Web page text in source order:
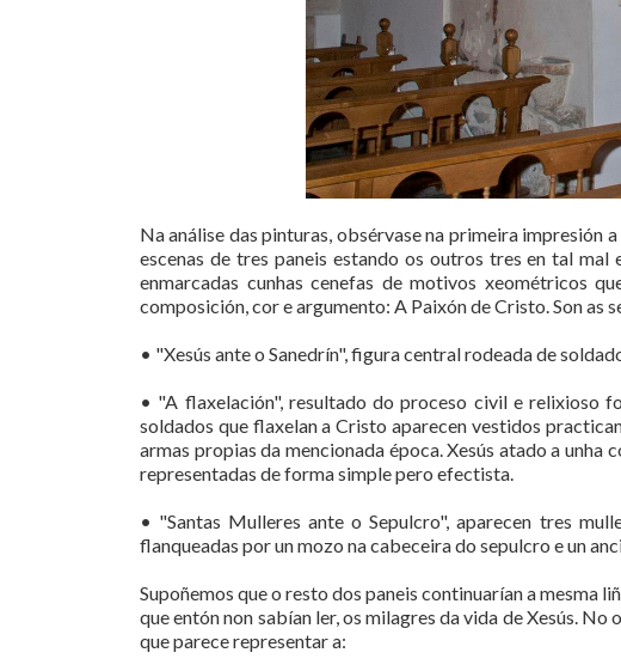
Na análise das pinturas, obsérvase na primeira impresión
escenas de tres paneis estando os outros tres en tal mal
enmarcadas cunhas cenefas de motivos xeométricos
composición, cor e argumento: A Paixón de Cristo. Son as
• "Xesús ante o Sanedrín", figura central rodeada de
• "A flaxelación", resultado do proceso civil e relixioso
soldados que flaxelan a Cristo aparecen vestidos
armas propias da mencionada época. Xesús atado a
representadas de forma simple pero efectista.
• "Santas Mulleres ante o Sepulcro", aparecen tres
flanqueadas por un mozo na cabeceira do sepulcro e un
Supoñemos que o resto dos paneis continuarían a mesma
que entón non sabían ler, os milagres da vida de Xesús.
que parece representar a: